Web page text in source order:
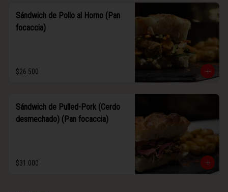
Sándwich de Pollo al Horno (Pan
focaccia)
$26.500
Sándwich de Pulled-Pork (Cerdo
desmechado) (Pan focaccia)
$31.000